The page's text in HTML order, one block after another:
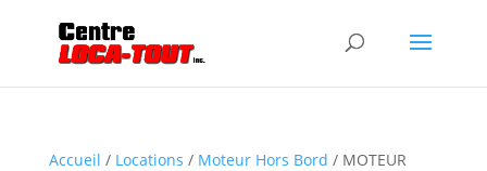
Accueil / Locations / Moteur Hors Bord / MOTEUR